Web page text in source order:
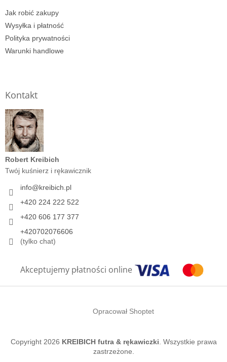
Jak robić zakupy
Wysyłka i płatność
Polityka prywatności
Warunki handlowe
Kontakt
Robert Kreibich
Twój kuśnierz i rękawicznik
info@kreibich.pl
+420 224 222 522
+420 606 177 377
+420702076606
(tylko chat)
Akceptujemy płatności online
Opracował Shoptet
Copyright 2026 KREIBICH futra & rękawiczki . Wszystkie prawa
zastrzeżone.